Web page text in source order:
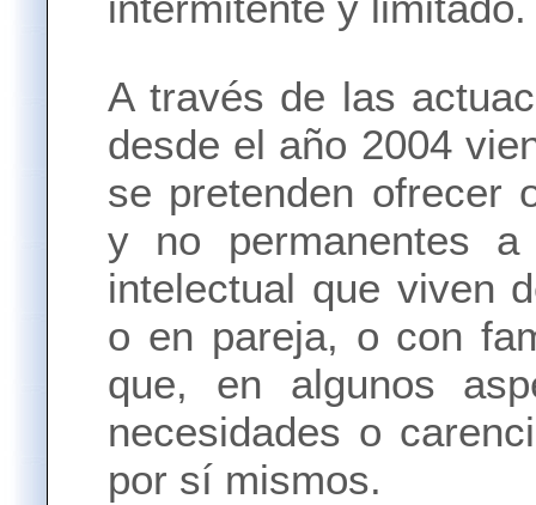
A través de las
desde el año 2004
se pretenden ofrecer
y no permanentes a
intelectual que viven
o en pareja, o con
que, en algunos
necesidades o
por sí mismos.